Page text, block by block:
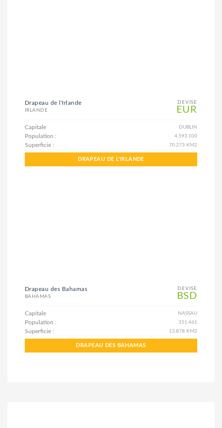
DEVISE
EUR
Drapeau de l'Irlande
IRLANDE
Capitale DUBLIN
Population : 4.593.100
Superficie : 70.273 KM2
DRAPEAU DE L'IRLANDE
DEVISE
BSD
Drapeau des Bahamas
BAHAMAS
Capitale NASSAU
Population : 351.461
Superficie : 13.878 KM2
DRAPEAU DES BAHAMAS